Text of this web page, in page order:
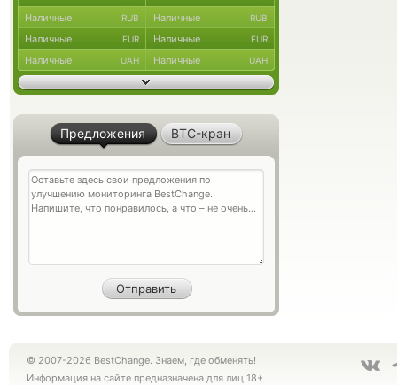
Наличные RUB Наличные RUB
Наличные EUR Наличные EUR
Наличные UAH Наличные UAH
Предложения BTC-кран
© 2007-2026 BestChange. Знаем, где обменять!
Информация на сайте предназначена для лиц 18+